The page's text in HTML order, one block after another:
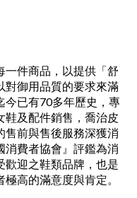
一件商品，以提供「舒
對御用品質的要求來滿
今已有70多年歷史，專
鞋及配件銷售，喬治皮
售前與售後服務深獲消
消費者協會』評鑑為消
歡迎之鞋類品牌，也是
高的滿意度與肯定。